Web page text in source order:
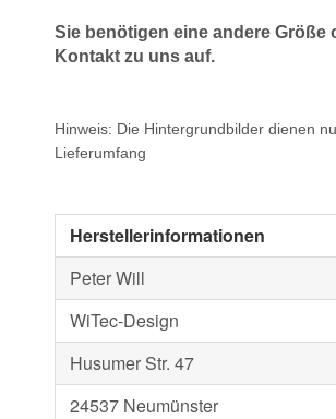
Sie benötigen eine andere
Kontakt zu uns auf.
Hinweis: Die Hintergrundbilder dienen
Lieferumfang
Herstellerinformationen
Peter Will
WiTec-Design
Husumer Str. 47
24537 Neumünster